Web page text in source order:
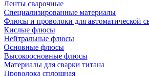
Ленты сварочные
Специализированные материалы
Флюсы и проволоки для автоматической
Кислые флюсы
Нейтральные флюсы
Основные флюсы
Высокоосновные флюсы
Материалы для сварки титана
Проволока сплошная